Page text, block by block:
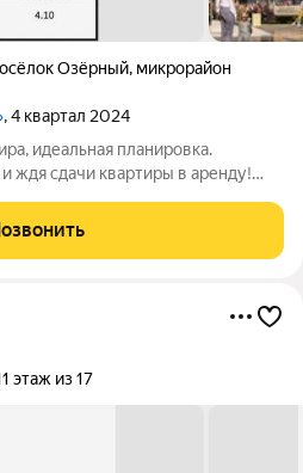
Озёрный, микрорайон
, 4 квартал 2024
идеальная планировка.
и ждя сдачи квартиры в аренду!
этаж из 17